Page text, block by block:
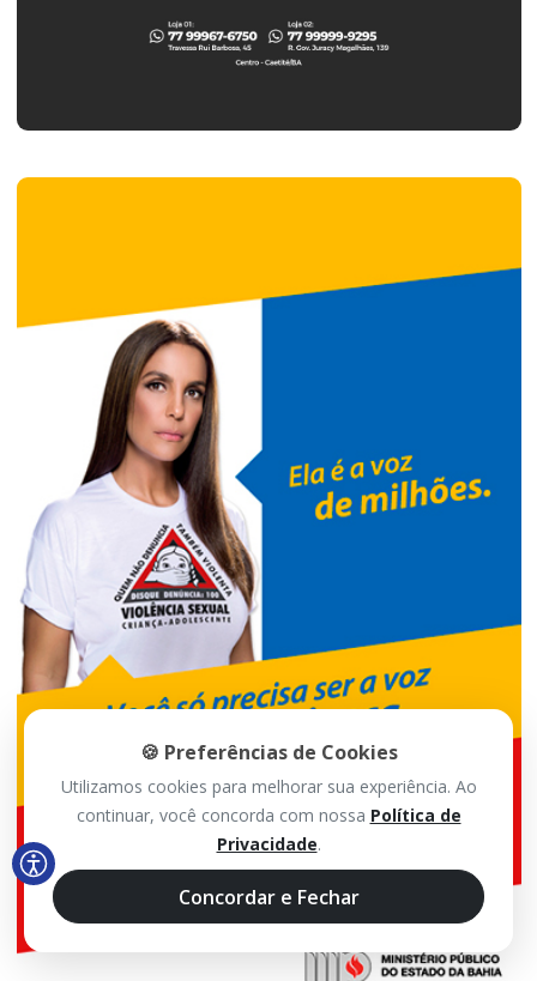
🍪 Preferências de Cookies
Utilizamos cookies para melhorar sua experiência. Ao
continuar, você concorda com nossa Política de
Privacidade.
Concordar e Fechar